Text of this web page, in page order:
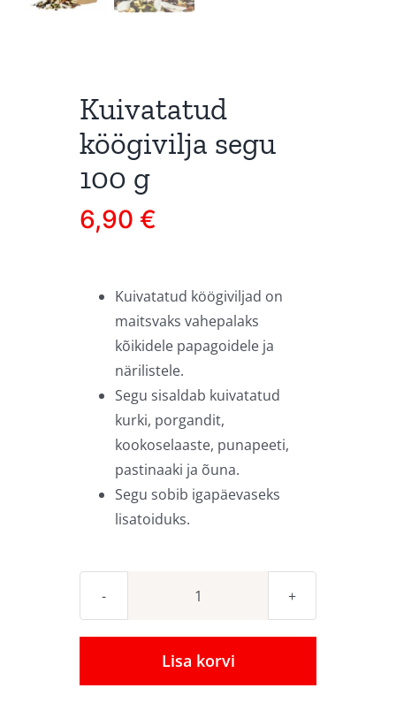
Kuivatatud
köögivilja segu
100 g
6,90 €
Kuivatatud köögiviljad on
maitsvaks vahepalaks
kõikidele papagoidele ja
närilistele.
Segu sisaldab kuivatatud
kurki, porgandit,
kookoselaaste, punapeeti,
pastinaaki ja õuna.
Segu sobib igapäevaseks
lisatoiduks.
Kuivatatud
segu
100
Lisa korvi